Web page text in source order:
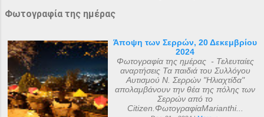
Φωτογραφία της ημέρας
Άποψη των Σερρών, 20 Δεκεμβρίου
2024
Φωτογραφία της ημέρας - Τελευταίες
αναρτήσεις Τα παιδιά του Συλλόγου
Αυτισμού Ν. Σερρών "Ηλιαχτίδα"
απολαμβάνουν την θέα της πόλης των
Σερρών από το
Citizen.ΦωτογραφίαMarianthi...